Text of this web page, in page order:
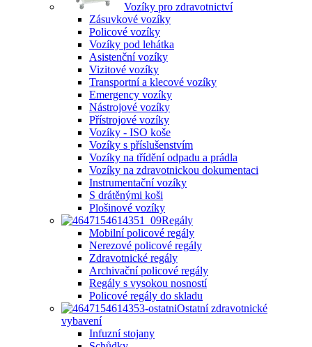
Vozíky pro zdravotnictví
Zásuvkové vozíky
Policové vozíky
Vozíky pod lehátka
Asistenční vozíky
Vizitové vozíky
Transportní a klecové vozíky
Emergency vozíky
Nástrojové vozíky
Přístrojové vozíky
Vozíky - ISO koše
Vozíky s příslušenstvím
Vozíky na třídění odpadu a prádla
Vozíky na zdravotnickou dokumentaci
Instrumentační vozíky
S drátěnými koši
Plošinové vozíky
Regály
Mobilní policové regály
Nerezové policové regály
Zdravotnické regály
Archivační policové regály
Regály s vysokou nosností
Policové regály do skladu
Ostatní zdravotnické
vybavení
Infuzní stojany